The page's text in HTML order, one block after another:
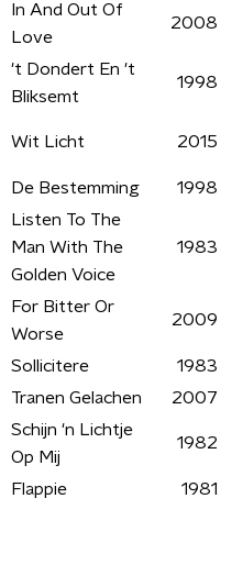
In And Out Of
Love
2008
't Dondert En 't
Bliksemt
1998
Wit Licht 2015
De Bestemming 1998
Listen To The
Man With The
Golden Voice
1983
For Bitter Or
Worse
2009
Sollicitere
1983
Tranen Gelachen 2007
Schijn 'n Lichtje
Op Mij
1982
Flappie 1981